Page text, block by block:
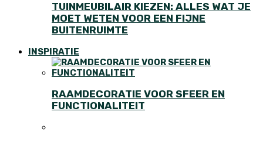
TUINMEUBILAIR KIEZEN: ALLES WAT JE
MOET WETEN VOOR EEN FIJNE
BUITENRUIMTE
INSPIRATIE
RAAMDECORATIE VOOR SFEER EN
FUNCTIONALITEIT